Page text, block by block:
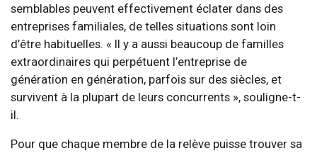
semblables peuvent effectivement éclater dans des
entreprises familiales, de telles situations sont loin
d’être habituelles. « Il y a aussi beaucoup de familles
extraordinaires qui perpétuent l’entreprise de
génération en génération, parfois sur des siècles, et
survivent à la plupart de leurs concurrents », souligne-t-
il.
Pour que chaque membre de la relève puisse trouver sa